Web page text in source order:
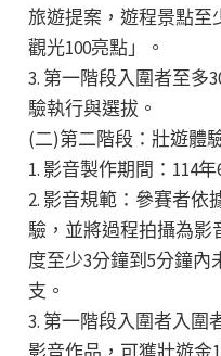
旅遊提案，遊程景點至
觀光100亮點」。
3. 第一階段入圍者至多
驗執行與選拔。
(二)第二階段：壯遊體
1. 影音製作期間：114
2. 影音規範：參賽者依
驗，並將過程拍攝為影
度至少3分鐘到5分鐘內
支。
3. 第一階段入圍者入圍
影音作品，可獲壯遊金